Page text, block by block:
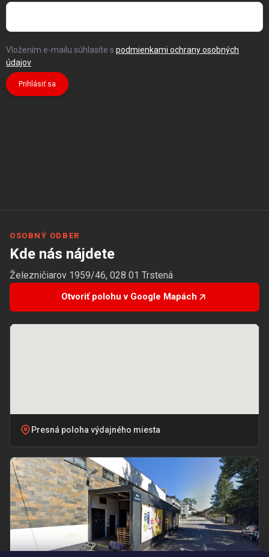
Vložením e-mailu súhlasíte s podmienkami ochrany osobných
údajov
Prihlásiť sa
OSOBNÝ ODBER
Kde nás nájdete
Železničiarov 1959/46, 028 01 Trstená
Otvoriť polohu v Google Mapách
Presná poloha výdajného miesta